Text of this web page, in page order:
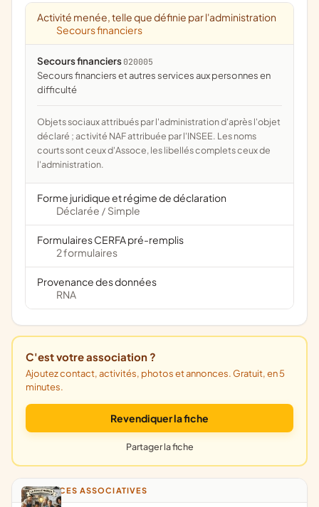
Activité menée, telle que définie par l'administration
Secours financiers
Secours financiers 020005
secours financiers et autres services aux personnes en
difficulté
Objets sociaux attribués par l'administration d'après l'objet
déclaré ; activité NAF attribuée par l'INSEE. Les noms
courts sont ceux d'Assoce, les libellés complets ceux de
l'administration.
Forme juridique et régime de déclaration
Déclarée / Simple
Formulaires CERFA pré-remplis
2 formulaires
Provenance des données
RNA
C'est votre association ?
Ajoutez contact, activités, photos et annonces. Gratuit, en 5
minutes.
Revendiquer la fiche
Partager la fiche
ANNONCES ASSOCIATIVES